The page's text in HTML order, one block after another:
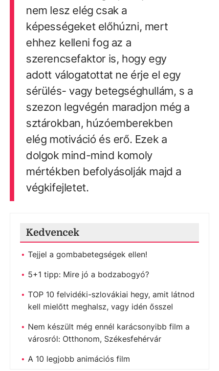
nem lesz elég csak a
képességeket előhúzni, mert
ehhez kelleni fog az a
szerencsefaktor is, hogy egy
adott válogatottat ne érje el egy
sérülés- vagy betegséghullám, s a
szezon legvégén maradjon még a
sztárokban, húzóemberekben
elég motiváció és erő. Ezek a
dolgok mind-mind komoly
mértékben befolyásolják majd a
végkifejletet.
Kedvencek
Tejjel a gombabetegségek ellen!
5+1 tipp: Mire jó a bodzabogyó?
TOP 10 felvidéki-szlovákiai hegy, amit látnod
kell mielőtt meghalsz, vagy idén ősszel
Nem készült még ennél karácsonyibb film a
városról: Otthonom, Székesfehérvár
A 10 legjobb animációs film